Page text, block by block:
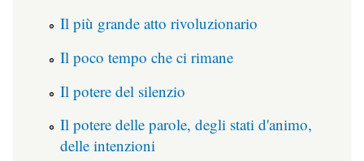
Il più grande atto rivoluzionario
Il poco tempo che ci rimane
Il potere del silenzio
Il potere delle parole, degli stati d'animo,
delle intenzioni